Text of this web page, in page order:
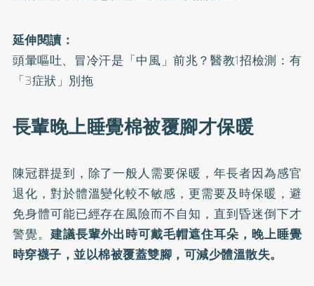
延伸閱讀：
頭暈嘔吐、冒冷汗是「中風」前兆？醫教1招檢測：有
「3症狀」別拖
長輩晚上睡覺棉被覆腳才保暖
陳冠群提到，除了一般人需要保暖，年長者因為感官
退化，對於體溫變化較不敏感，更需要及時保暖，避
免身體可能已經存在風險而不自知，直到昏迷倒下才
警覺。建議長輩外出時可戴毛帽遮住耳朵， 晚上睡覺
時穿襪子 ，並以棉被覆蓋雙腳，可減少體溫散失。